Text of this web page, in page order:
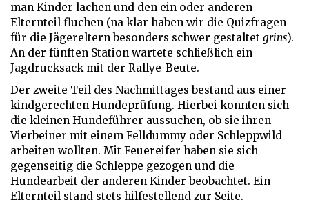
man Kinder lachen und den ein oder anderen
Elternteil fluchen (na klar haben wir die Quizfragen
für die Jägereltern besonders schwer gestaltet grins).
An der fünften Station wartete schließlich ein
Jagdrucksack mit der Rallye-Beute.
Der zweite Teil des Nachmittages bestand aus einer
kindgerechten Hundeprüfung. Hierbei konnten sich
die kleinen Hundeführer aussuchen, ob sie ihren
Vierbeiner mit einem Felldummy oder Schleppwild
arbeiten wollten. Mit Feuereifer haben sie sich
gegenseitig die Schleppe gezogen und die
Hundearbeit der anderen Kinder beobachtet. Ein
Elternteil stand stets hilfestellend zur Seite.